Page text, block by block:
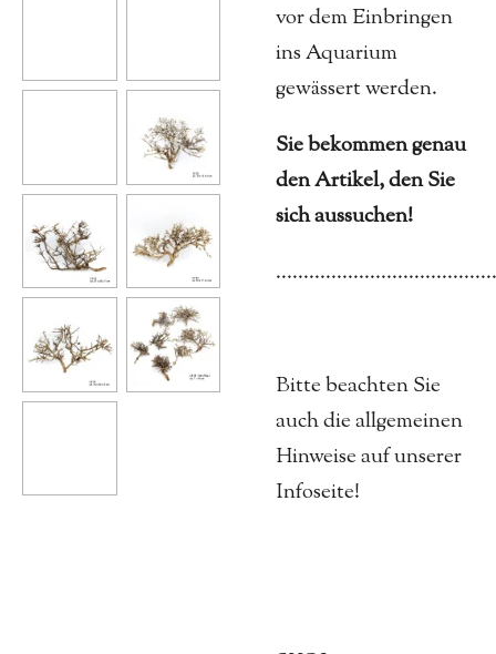
vor dem Einbringen
ins Aquarium
gewässert werden.
Sie bekommen genau
den Artikel, den Sie
sich aussuchen!
Bitte beachten Sie
auch die allgemeinen
Hinweise auf unserer
Infoseite!